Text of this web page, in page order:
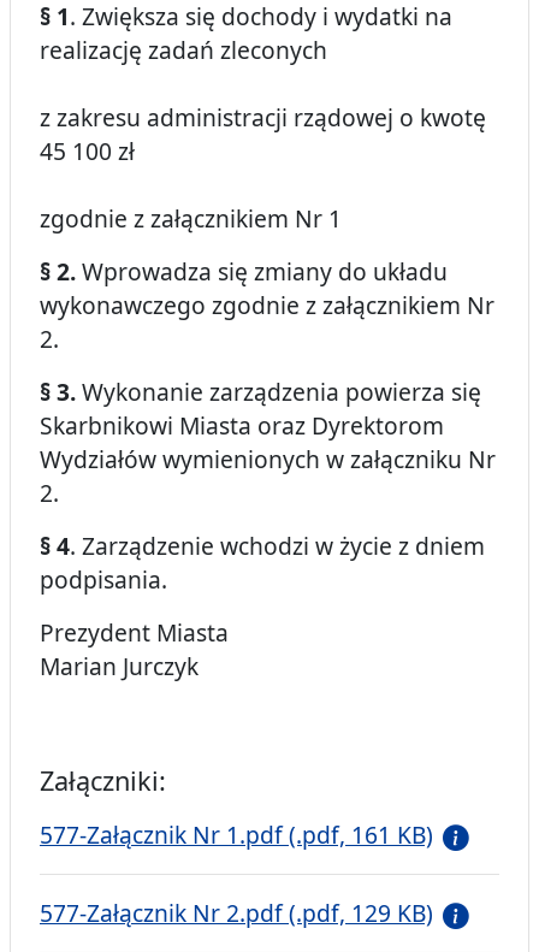
§ 1. Zwiększa się dochody i wydatki na
realizację zadań zleconych
z zakresu administracji rządowej o kwotę
45 100 zł
zgodnie z załącznikiem Nr 1
§ 2.Wprowadza się zmiany do układu
wykonawczego zgodnie z załącznikiem Nr
2.
§ 3.Wykonanie zarządzenia powierza się
Skarbnikowi Miasta oraz Dyrektorom
Wydziałów wymienionych w załączniku Nr
2.
§ 4. Zarządzenie wchodzi w życie z dniem
podpisania.
Prezydent Miasta
Marian Jurczyk
Załączniki:
577-Załącznik Nr 1.pdf (.pdf, 161 KB)
577-Załącznik Nr 2.pdf (.pdf, 129 KB)